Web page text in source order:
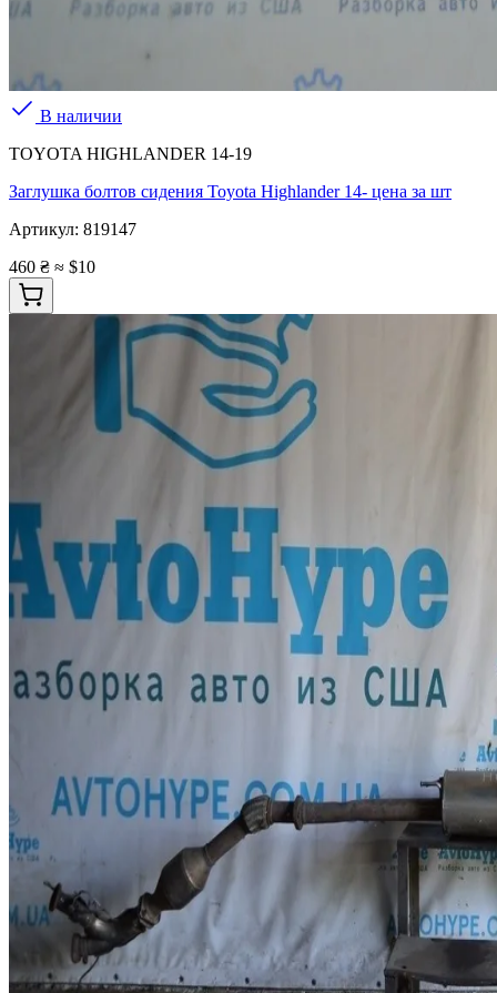
В наличии
TOYOTA HIGHLANDER 14-19
Заглушка болтов сидения Toyota Highlander 14- цена за шт
Артикул: 819147
460 ₴ ≈ $10